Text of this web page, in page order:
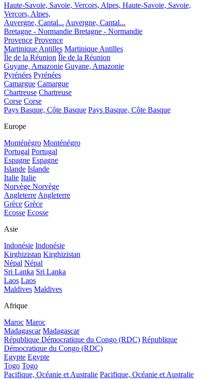
Haute-Savoie, Savoie, Vercors, Alpes, Haute-Savoie, Savoie,
Vercors, Alpes,
Auvergne, Cantal... Auvergne, Cantal...
Bretagne - Normandie Bretagne - Normandie
Provence Provence
Martinique Antilles Martinique Antilles
Île de la Réunion Île de la Réunion
Guyane, Amazonie Guyane, Amazonie
Pyrénées Pyrénées
Camargue Camargue
Chartreuse Chartreuse
Corse Corse
Pays Basque, Côte Basque Pays Basque, Côte Basque
Europe
Monténégro Monténégro
Portugal Portugal
Espagne Espagne
Islande Islande
Italie Italie
Norvège Norvège
Angleterre Angleterre
Grèce Grèce
Ecosse Ecosse
Asie
Indonésie Indonésie
Kirghizistan Kirghizistan
Népal Népal
Sri Lanka Sri Lanka
Laos Laos
Maldives Maldives
Afrique
Maroc Maroc
Madagascar Madagascar
République Démocratique du Congo (RDC) République
Démocratique du Congo (RDC)
Egypte Egypte
Togo Togo
Pacifique, Océanie et Australie Pacifique, Océanie et Australie